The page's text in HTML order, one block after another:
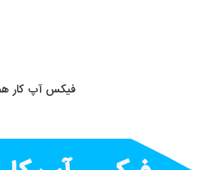
فیکس آپ کار